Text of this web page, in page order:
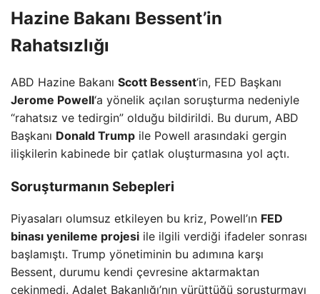
Hazine Bakanı Bessent’in
Rahatsızlığı
ABD Hazine Bakanı Scott Bessent‘in, FED Başkanı
Jerome Powell‘a yönelik açılan soruşturma nedeniyle
“rahatsız ve tedirgin” olduğu bildirildi. Bu durum, ABD
Başkanı Donald Trump ile Powell arasındaki gergin
ilişkilerin kabinede bir çatlak oluşturmasına yol açtı.
Soruşturmanın Sebepleri
Piyasaları olumsuz etkileyen bu kriz, Powell’ın FED
binası yenileme projesi ile ilgili verdiği ifadeler sonrası
başlamıştı. Trump yönetiminin bu adımına karşı
Bessent, durumu kendi çevresine aktarmaktan
çekinmedi. Adalet Bakanlığı’nın yürüttüğü soruşturmayı